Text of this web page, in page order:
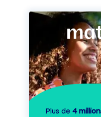
Plus de 4